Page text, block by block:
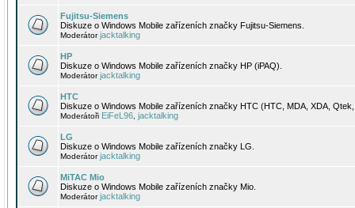
Fujitsu-Siemens
Diskuze o Windows Mobile zařízeních značky Fujitsu-Siemens.
Moderátorjacktalking
HP
Diskuze o Windows Mobile zařízeních značky HP (iPAQ).
Moderátorjacktalking
HTC
Diskuze o Windows Mobile zařízeních značky HTC (HTC, MDA, XDA,
Moderátoři EiFeL96 jacktalking
LG
Diskuze o Windows Mobile zařízeních značky LG.
Moderátorjacktalking
MiTAC Mio
Diskuze o Windows Mobile zařízeních značky Mio.
Moderátorjacktalking